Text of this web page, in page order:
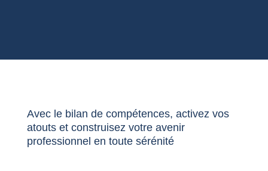
Avec le bilan de compétences, activez vos
atouts et construisez votre avenir
professionnel en toute sérénité